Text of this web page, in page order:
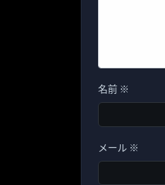
名前 ※
メール ※